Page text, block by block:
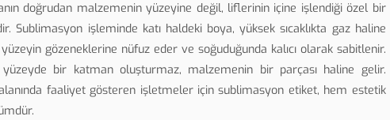
doğrudan malzemenin yüzeyine değil, liflerinin içine işlendiği özel bir
işleminde katı haldeki boya, yüksek sıcaklıkta gaz haline
gözeneklerine nüfuz eder ve soğuduğunda kalıcı olarak sabitlenir.
bir katman oluşturmaz, malzemenin bir parçası haline gelir.
faaliyet gösteren işletmeler için sublimasyon etiket, hem estetik